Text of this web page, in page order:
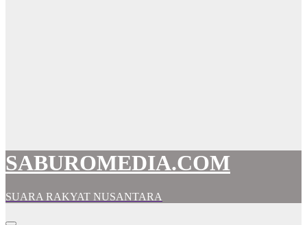
SABUROMEDIA.COM
SUARA RAKYAT NUSANTARA